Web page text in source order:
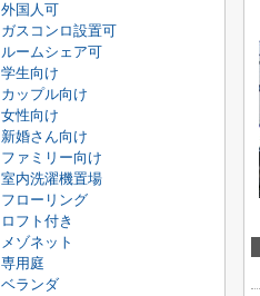
外国人可
ガスコンロ設置可
ルームシェア可
学生向け
カップル向け
女性向け
新婚さん向け
ファミリー向け
室内洗濯機置場
フローリング
ロフト付き
メゾネット
専用庭
ベランダ